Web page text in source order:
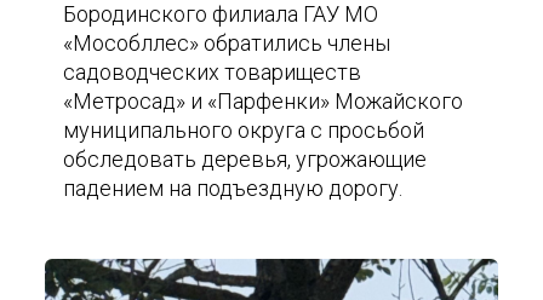
Бородинского филиала ГАУ МО
«Мособллес» обратились члены
садоводческих товариществ
«Метросад» и «Парфенки» Можайского
муниципального округа с просьбой
обследовать деревья, угрожающие
падением на подъездную дорогу.